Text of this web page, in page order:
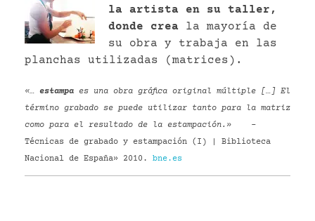
la artista en su taller,
donde crea la mayoría de
su obra y trabaja en las
planchas utilizadas (matrices).
«… estampa es una obra gráfica original múltiple […] El
término grabado se puede utilizar tanto para la matriz
como para el resultado de la estampación.» –
Técnicas de grabado y estampación (I) | Biblioteca
Nacional de España» 2010. bne.es